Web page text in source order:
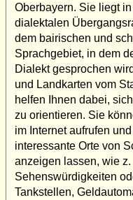
Oberbayern. Sie liegt
dialektalen
dem bairischen und
Sprachgebiet, in dem
Dialekt gesprochen
und Landkarten vom
helfen Ihnen dabei,
zu orientieren. Sie
im Internet aufrufen
interessante Orte von
anzeigen lassen, wie z.
Sehenswürdigkeiten
Tankstellen,